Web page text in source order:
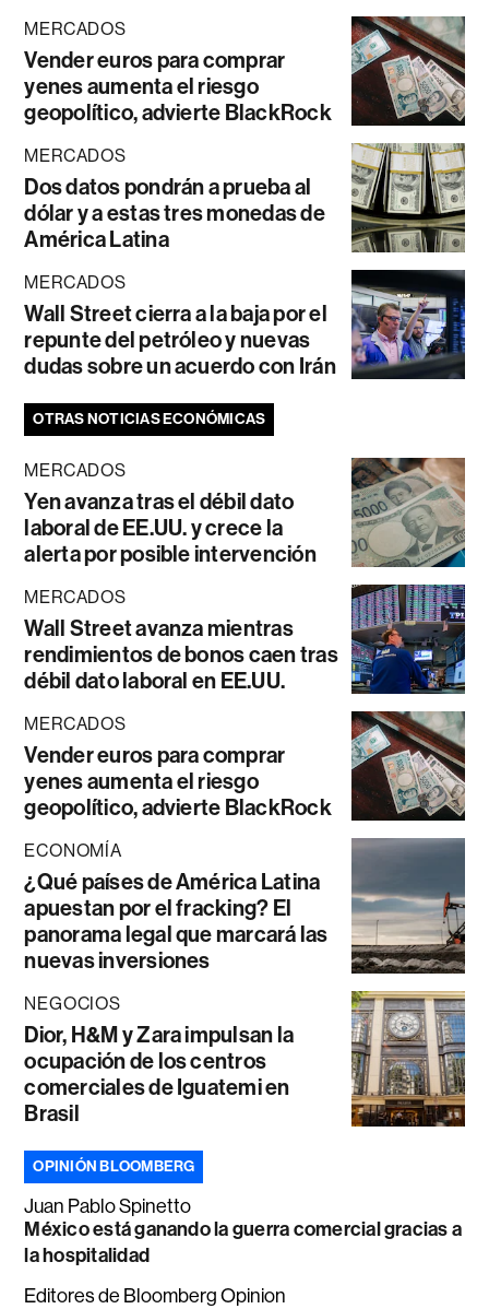
MERCADOS
Vender euros para comprar
yenes aumenta el riesgo
geopolítico, advierte BlackRock
MERCADOS
Dos datos pondrán a prueba al
dólar y a estas tres monedas de
América Latina
MERCADOS
Wall Street cierra a la baja por el
repunte del petróleo y nuevas
dudas sobre un acuerdo con Irán
OTRAS NOTICIAS ECONÓMICAS
MERCADOS
Yen avanza tras el débil dato
laboral de EE.UU. y crece la
alerta por posible intervención
MERCADOS
Wall Street avanza mientras
rendimientos de bonos caen tras
débil dato laboral en EE.UU.
MERCADOS
Vender euros para comprar
yenes aumenta el riesgo
geopolítico, advierte BlackRock
ECONOMÍA
¿Qué países de América Latina
apuestan por el fracking? El
panorama legal que marcará las
nuevas inversiones
NEGOCIOS
Dior, H&M y Zara impulsan la
ocupación de los centros
comerciales de Iguatemi en
Brasil
OPINIÓN BLOOMBERG
Juan Pablo Spinetto
México está ganando la guerra comercial gracias a
la hospitalidad
Editores de Bloomberg Opinion